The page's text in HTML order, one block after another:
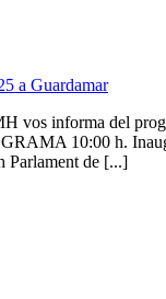
a Guardamar
informa del
10:00 h.
Parlament de [...]